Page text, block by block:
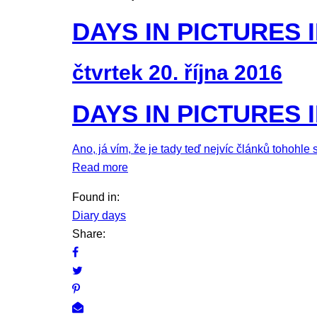
DAYS IN PICTURES
čtvrtek 20. října 2016
DAYS IN PICTURES
Ano, já vím, že je tady teď nejvíc článků tohohle
Read more
Found in:
Diary days
Share: